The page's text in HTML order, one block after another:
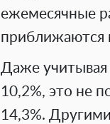
ежемесячные
приближаются
Даже учитывая
10,2%, это не
14,3%.